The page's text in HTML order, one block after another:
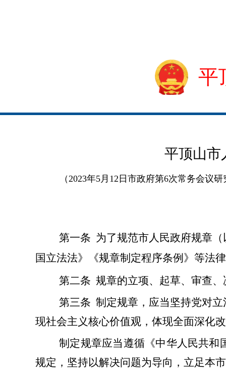
平
平顶山市
（2023年5月12日市政府第6次常务会议
第一条 为了规范市人民政府规章
国立法法》《规章制定程序条例》等法
第二条 规章的立项、起草、审查
第三条 制定规章，应当坚持党对
现社会主义核心价值观，体现全面深化
制定规章应当遵循《中华人民共和
规定，坚持以解决问题为导向，立足本